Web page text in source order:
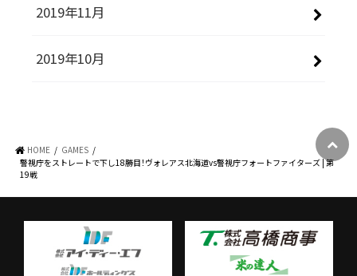
2019年11月
2019年10月
HOME
GAMES
警視庁をストレートで下し18勝目！ヴォレアス北海道vs警視庁フォートファイターズ | 第
19戦